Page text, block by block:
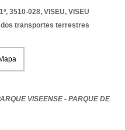
3510-028, VISEU, VISEU
transportes terrestres
VISEENSE - PARQUE DE